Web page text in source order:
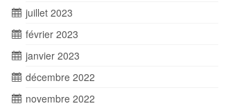
juillet 2023
février 2023
janvier 2023
décembre 2022
novembre 2022